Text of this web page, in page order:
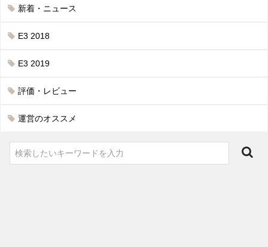
新着・ニュース
E3 2018
E3 2019
評価・レビュー
運営のオススメ